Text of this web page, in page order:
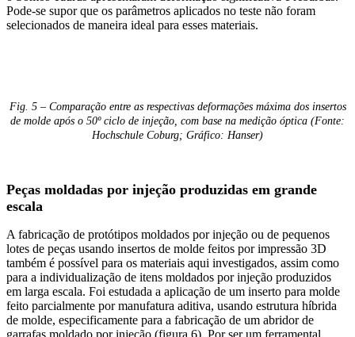
Pode-se supor que os parâmetros aplicados no teste não foram
selecionados de maneira ideal para esses materiais.
Fig. 5 – Comparação entre as respectivas deformações máxima dos insertos
de molde após o 50º ciclo de injeção, com base na medição óptica (Fonte:
Hochschule Coburg; Gráfico: Hanser)
Peças moldadas por injeção produzidas em grande
escala
A fabricação de protótipos moldados por injeção ou de pequenos
lotes de peças usando insertos de molde feitos por impressão 3D
também é possível para os materiais aqui investigados, assim como
para a individualização de itens moldados por injeção produzidos
em larga escala. Foi estudada a aplicação de um inserto para molde
feito parcialmente por manufatura aditiva, usando estrutura híbrida
de molde, especificamente para a fabricação de um abridor de